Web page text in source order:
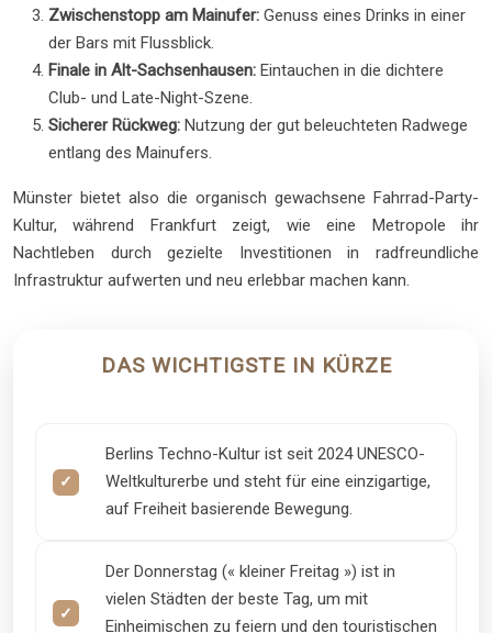
Zwischenstopp am Mainufer: Genuss eines Drinks in einer
der Bars mit Flussblick.
Finale in Alt-Sachsenhausen: Eintauchen in die dichtere
Club- und Late-Night-Szene.
Sicherer Rückweg: Nutzung der gut beleuchteten Radwege
entlang des Mainufers.
Münster bietet also die organisch gewachsene Fahrrad-Party-
Kultur, während Frankfurt zeigt, wie eine Metropole ihr
Nachtleben durch gezielte Investitionen in radfreundliche
Infrastruktur aufwerten und neu erlebbar machen kann.
DAS WICHTIGSTE IN KÜRZE
Berlins Techno-Kultur ist seit 2024 UNESCO-
Weltkulturerbe und steht für eine einzigartige,
auf Freiheit basierende Bewegung.
Der Donnerstag (« kleiner Freitag ») ist in
vielen Städten der beste Tag, um mit
Einheimischen zu feiern und den touristischen